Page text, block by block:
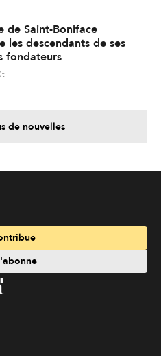
de Saint-Boniface
les descendants de ses
fondateurs
de nouvelles